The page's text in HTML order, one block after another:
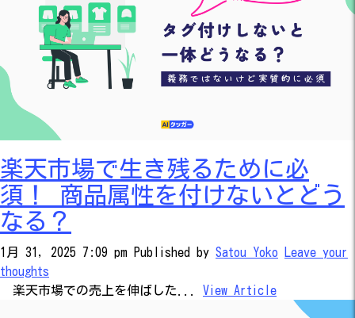
楽天市場で生き残るために必
須！ 商品属性を付けないとどう
なる？
1月 31, 2025 7:09 pm Published by Satou Yoko
Leave your
thoughts
楽天市場での売上を伸ばした... View Article